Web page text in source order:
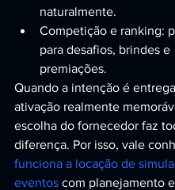
naturalmente.
Competição e ranking:
para desafios, brindes e
premiações.
Quando a intenção é
ativação realmente
escolha do fornecedor faz
diferença. Por isso, vale
funciona a locação de
eventos com planejamento